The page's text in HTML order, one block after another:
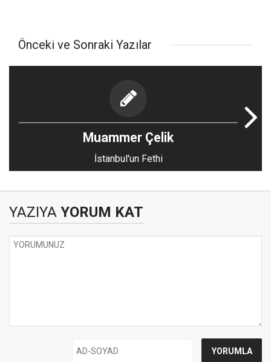
Önceki ve Sonraki Yazılar
Muammer Çelik
İstanbul'un Fethi
YAZIYA YORUM KAT